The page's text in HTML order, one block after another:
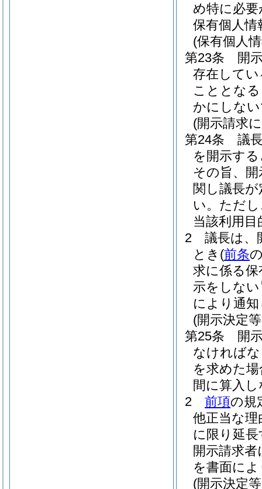
め特に必
保有個人
(保有個人
第23条
開
存在して
こととな
かにしな
(開示請求
第24条
議
を開示す
その旨、
関し議長
い。 ただ
当該利用
2
議長は、
とき (前条
求に係る
示をしな
により通
(開示決定
第25条
開
なければ
を求めた
間に算入
2
前項の規
他正当な
に限り延
開示請求
を書面に
(開示決定